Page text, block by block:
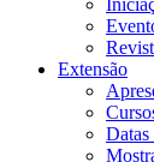
Extensão